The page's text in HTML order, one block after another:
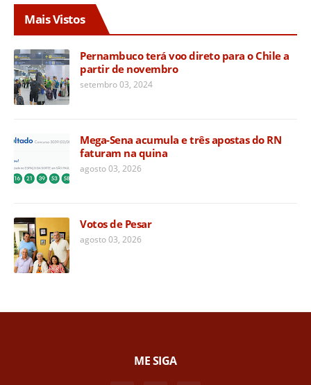
Mais Vistos
Pernambuco terá voo direto para o Chile a
partir de novembro
setembro 03, 2024
Mega-Sena acumula e três apostas do RN
faturam na quina
agosto 03, 2026
Votos de Pesar
agosto 03, 2026
ME SIGA